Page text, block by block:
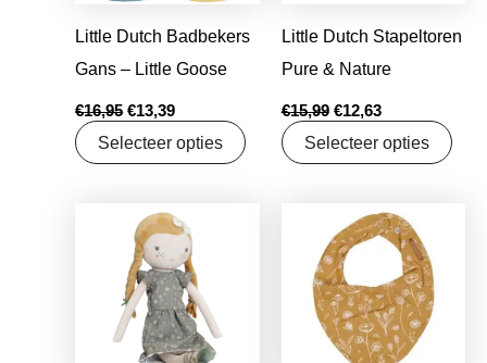
Little Dutch Badbekers
Gans – Little Goose
€16,95 €13,39
Selecteer opties
Little Dutch Stapeltoren
Pure & Nature
€15,99 €12,63
Selecteer opties
Oorspronkelijke
prijs
was:
€16,99.
prijs
is:
€13,42.
Oorspronkelijke
prijs
was:
€8,95.
Huidige
prijs
€7,07.